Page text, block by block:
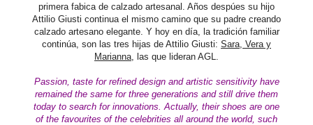
primera fabica de calzado artesanal. Años despúes su hijo
Attilio Giusti continua el mismo camino que su padre creando
calzado artesano elegante. Y hoy en día, la tradición familiar
continúa, son las tres hijas de Attilio Giusti: Sara, Vera y
Marianna , las que lideran AGL.
Passion, taste for refined design and artistic sensitivity have
remained the same for three generations and still drive them
today to search for innovations. Actually, their shoes are one
of the favourites of the celebrities all around the world, such